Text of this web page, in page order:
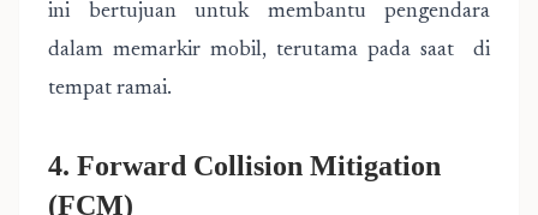
ini bertujuan untuk membantu pengendara
dalam memarkir mobil, terutama pada saat di
tempat ramai.
4. Forward Collision Mitigation
(FCM)